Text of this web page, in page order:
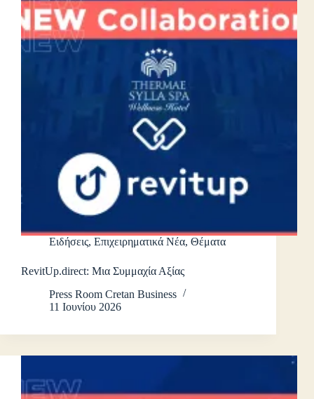
Ειδήσεις, Επιχειρηματικά Νέα, Θέματα
RevitUp.direct: Μια Συμμαχία Αξίας
Press Room Cretan Business
11 Ιουνίου 2026